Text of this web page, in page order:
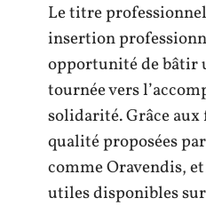
Le titre
insertion
opportunité de bâtir
tournée vers
solidarité. Grâce
qualité proposées
comme Oravendis,
utiles disponibles sur